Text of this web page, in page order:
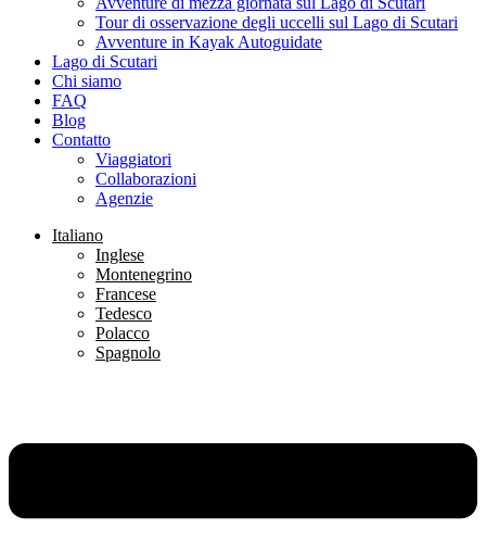
Tour di osservazione degli uccelli sul Lago di Scutari
Avventure in Kayak Autoguidate
Lago di Scutari
Chi siamo
FAQ
Blog
Contatto
Viaggiatori
Collaborazioni
Agenzie
Italiano
Inglese
Montenegrino
Francese
Tedesco
Polacco
Spagnolo